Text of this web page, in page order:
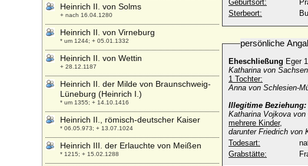
Geburtsort:
Sterbeort:
persönliche
Eheschließung Eger
Katharina von
1 Tochter:
Anna von Schlesien-
Illegitime Beziehung:
Katharina Vojkova
mehrere Kinder,
darunter Friedrich von
Todesart:
Grabstätte:
Heinrich II. von Solms
+ nach 16.04.1280
Heinrich II. von Virneburg
* um 1244; + 05.01.1332
Heinrich II. von Wettin
+ 28.12.1187
Heinrich II. der Milde von Braunschweig-
Lüneburg (Heinrich I.)
* um 1355; + 14.10.1416
Heinrich II., römisch-deutscher Kaiser
* 06.05.973; + 13.07.1024
Heinrich III. der Erlauchte von Meißen
* 1215; + 15.02.1288